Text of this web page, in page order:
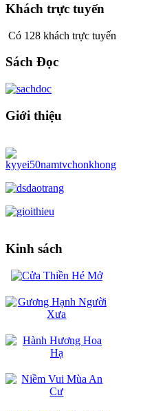
Khách trực tuyến
Có 128 khách trực tuyến
Sách Đọc
Giới thiệu
Kinh sách